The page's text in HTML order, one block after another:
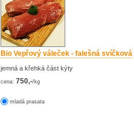
Bio Vepřový váleček - falešná svíčková
jemná a křehká část kýty
cena: 750,-/kg
mladá prasata